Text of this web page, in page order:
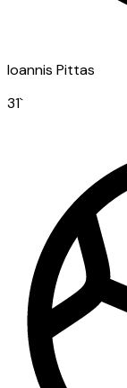
Ioannis Pittas
31`